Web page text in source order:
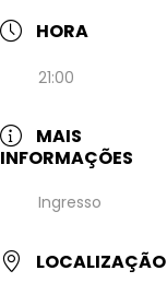
HORA
21:00
MAIS
INFORMAÇÕES
Ingresso
LOCALIZAÇÃO